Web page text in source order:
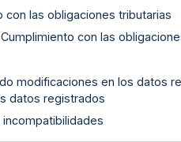
las obligaciones tributarias
con las
modificaciones en los datos
datos registrados